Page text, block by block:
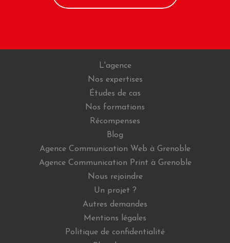
L'agence
Nos expertises
Études de cas
Nos formations
Récompenses
Blog
Agence Communication Web à Grenoble
Agence Communication Print à Grenoble
Nous rejoindre
Un projet ?
Autres demandes
Mentions légales
Politique de confidentialité